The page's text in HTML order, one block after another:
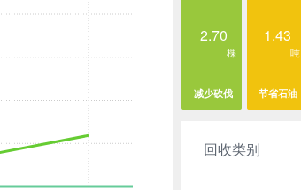
2.70
棵
减少砍伐
1.43
吨
节省石油
回收类别